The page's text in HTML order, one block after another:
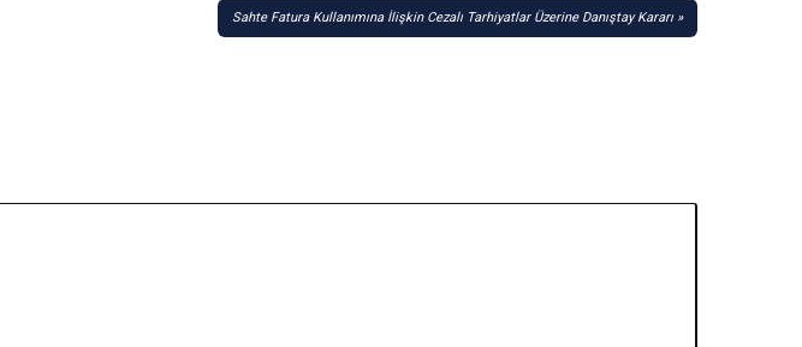
Sahte Fatura Kullanımına İlişkin Cezalı Tarhiyatlar Üzerine Danıştay Kararı